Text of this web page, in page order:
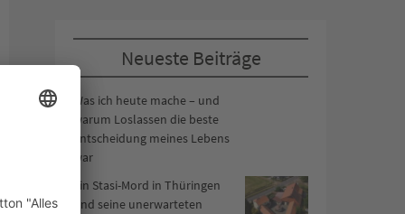
Neueste Beiträge
Was ich heute mache – und
warum Loslassen die beste
Entscheidung meines Lebens
war
Ein Stasi-Mord in Thüringen
und seine unerwarteten